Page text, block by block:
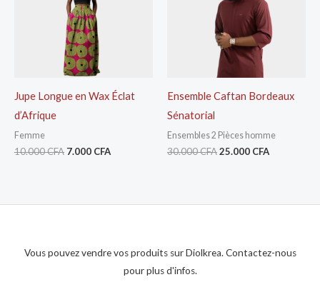
Jupe Longue en Wax Éclat
d’Afrique
Femme
10.000CFA 7.000 CFA
Ensemble Caftan Bordeaux
Sénatorial
Ensembles 2 Pièces homme
30.000CFA25.000 CFA
Vous pouvez vendre vos produits sur Diolkrea. Contactez-nous
pour plus d'infos.